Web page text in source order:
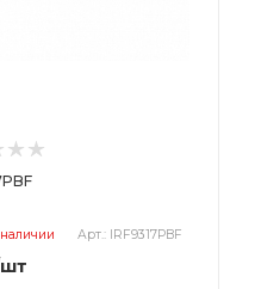
Арт.: IRF9317PBF